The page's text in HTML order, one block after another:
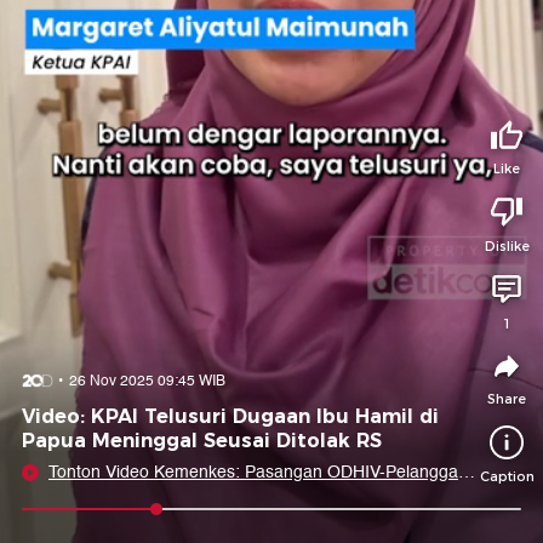
Like
Dislike
1
Share
Caption
26 Nov 2025 09:45 WIB
Video: KPAI Telusuri Dugaan Ibu Hamil di
Papua Meninggal Seusai Ditolak RS
Tonton Video Kemenkes: Pasangan ODHIV-Pelanggan
PSK Jadi Kelompok HIV Tertinggi 2025
Share to
Facebook Whatsapp Telegram
Copy Embed
Copy Embed &
Suka video ini?
Login untuk menyampaikan pendapat.
Masuk
Tidak suka video ini?
Login untuk menyampaikan pendapat.
Masuk